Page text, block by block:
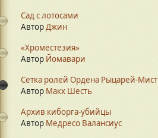
Сад с лотосами
АвторДжин
«Хроместезия»
Автор Йомавари
Сетка ролей Ордена Рыцарей-
Автор Макх Шесть
Архив киборга-убийцы
Автор Медресо Валансиус